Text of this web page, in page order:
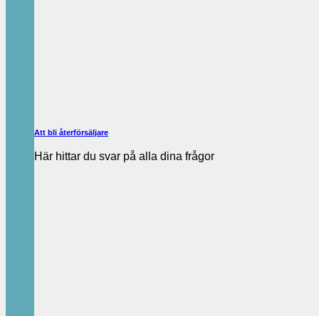
Att bli återförsäljare
Här hittar du svar på alla dina frågor